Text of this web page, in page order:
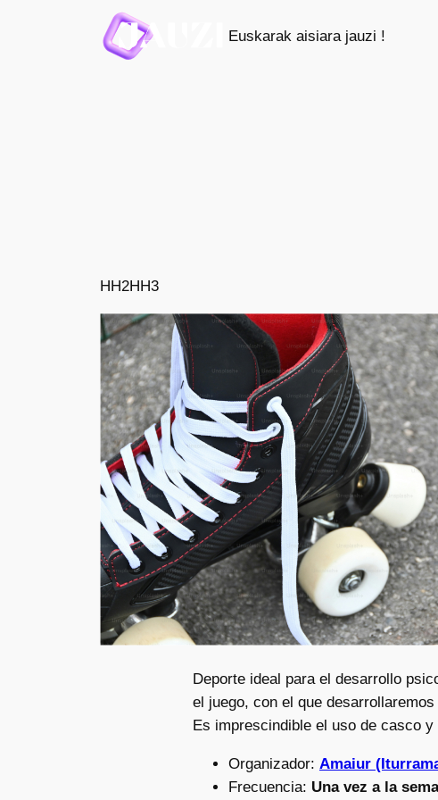
Euskarak aisiara jauzi !
HH2HH3
Deporte ideal para el desarrollo
el juego, con el que
Es imprescindible el uso de casco
Organizador: Amaiur
Frecuencia: Una vez a la